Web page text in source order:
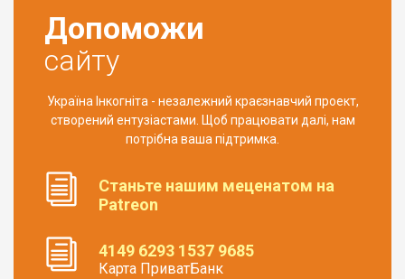
Допоможи
сайту
Україна Інкогніта - незалежний краєзнавчий проект,
створений ентузіастами. Щоб працювати далі, нам
потрібна ваша підтримка.
Станьте нашим меценатом на
Patreon
4149 6293 1537 9685
Карта ПриватБанк